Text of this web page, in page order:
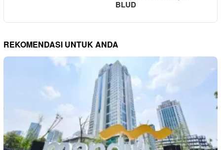
BLUD
REKOMENDASI UNTUK ANDA